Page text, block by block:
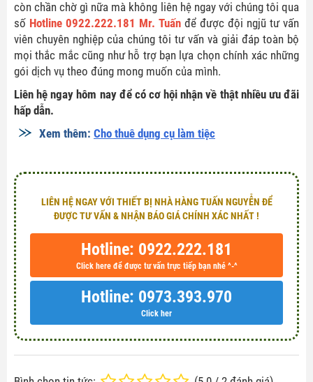
còn chần chờ gì nữa mà không liên hệ ngay với chúng tôi qua
số Hotline 0922.222.181 Mr. Tuấn để được đội ngjũ tư vấn
viên chuyên nghiệp của chúng tôi tư vấn và giải đáp toàn bộ
mọi thắc mắc cũng như hỗ trợ bạn lựa chọn chính xác những
gói dịch vụ theo đúng mong muốn của mình.
Liên hệ ngay hôm nay để có cơ hội nhận về thật nhiều ưu đãi
hấp dẫn.
Xem thêm: Cho thuê dụng cụ làm tiệc
LIÊN HỆ NGAY VỚI THIẾT BỊ NHÀ HÀNG TUẤN NGUYỄN ĐỂ
ĐƯỢC TƯ VẤN & NHẬN BÁO GIÁ CHÍNH XÁC NHẤT !
Hotline: 0922.222.181
Click here để được tư vấn trực tiếp bạn nhé ^-^
Hotline: 0973.393.970
Click her